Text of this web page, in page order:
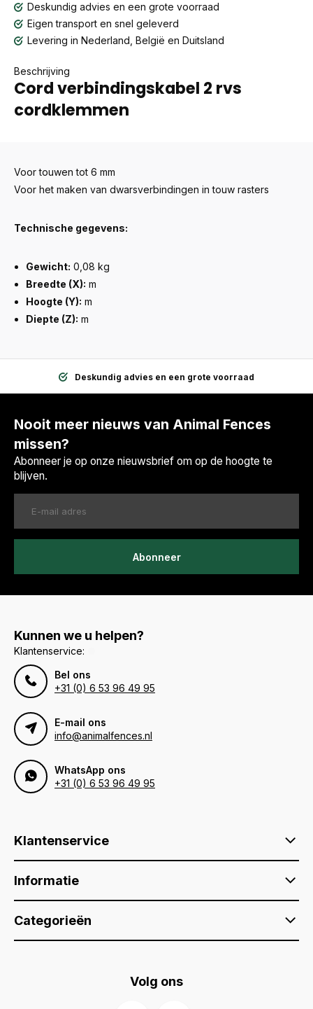
Deskundig advies en een grote voorraad
Eigen transport en snel geleverd
Levering in Nederland, België en Duitsland
Beschrijving
Cord verbindingskabel 2 rvs
cordklemmen
Voor touwen tot 6 mm
Voor het maken van dwarsverbindingen in touw rasters
Technische gegevens:
Gewicht: 0,08 kg
Breedte (X): m
Hoogte (Y): m
Diepte (Z): m
Deskundig advies en een grote voorraad
Nooit meer nieuws van Animal Fences
missen?
Abonneer je op onze nieuwsbrief om op de hoogte te
blijven.
Abonneer
Kunnen we u helpen?
Klantenservice:
Bel ons
+31 (0) 6 53 96 49 95
E-mail ons
info@animalfences.nl
WhatsApp ons
+31 (0) 6 53 96 49 95
Klantenservice
Informatie
Categorieën
Volg ons